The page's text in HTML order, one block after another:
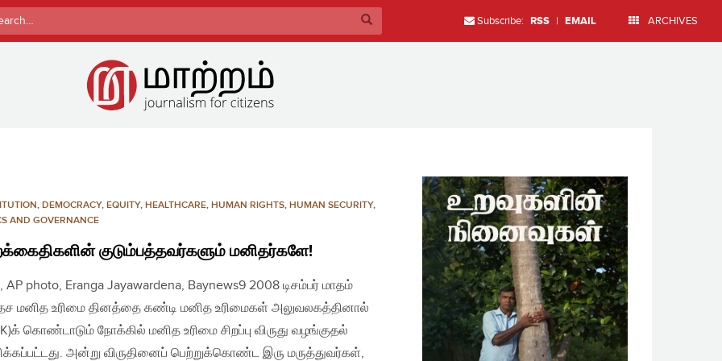
Subscribe: RSS | EMAIL ARCHIVES
, DEMOCRACY, EQUITY, HEALTHCARE, HUMAN RIGHTS, HUMAN SECURITY,
AND GOVERNANCE
குடும்பத்தவர்களும் மனிதர்களே!
AP photo, Eranga Jayawardena, Baynews9 2008 டிசம்பர் மாதம்
மனித உரிமை தினத்தை கண்டி மனித உரிமைகள் அலுவலகத்தினால்
கொண்டாடும் நோக்கில் மனித உரிமை சிறப்பு விருது வழங்குதல்
அன்று விருதினைப் பெற்றுக்கொண்ட இரு மருத்துவர்கள்,